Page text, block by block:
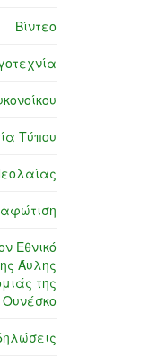
Βίντεο
Τύπου
Εθνικό
Άυλης
της
Ουνέσκο